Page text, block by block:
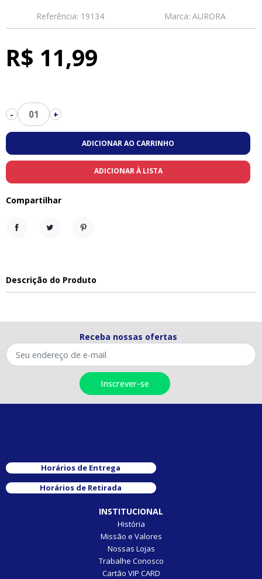
Referência: 19134 Marca: AURORA
R$ 11,99
- 01 +
ADICIONAR AO CARRINHO
ADICIONAR À LISTA
Compartilhar
Descrição do Produto
Receba nossas ofertas
Horários de Entrega
Horários de Retirada
INSTITUCIONAL
História
Missão e Valores
Nossas Lojas
Trabalhe Conosco
Cartão VIP CARD